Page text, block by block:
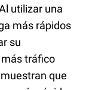
utilizar una
más rápidos
su
más tráfico
que